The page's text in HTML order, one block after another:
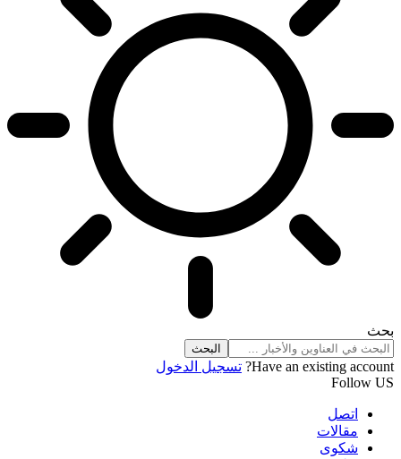
بحث
Have an existing account?
تسجيل الدخول
Follow US
اتصل
مقالات
شكوى